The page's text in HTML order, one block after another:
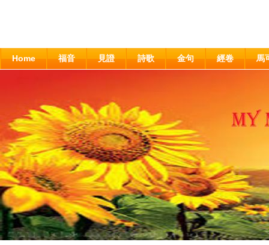
Home 福音 見證 詩歌 金句 經卷 馬